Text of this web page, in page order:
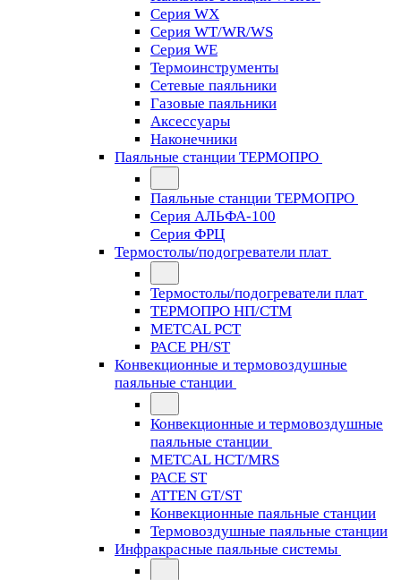
Серия WX
Серия WT/WR/WS
Серия WE
Термоинструменты
Сетевые паяльники
Газовые паяльники
Аксессуары
Наконечники
Паяльные станции ТЕРМОПРО
Паяльные станции ТЕРМОПРО
Серия АЛЬФА-100
Серия ФРЦ
Термостолы/подогреватели плат
Термостолы/подогреватели плат
ТЕРМОПРО НП/СТМ
METCAL PCT
PACE PH/ST
Конвекционные и термовоздушные
паяльные станции
Конвекционные и термовоздушные
паяльные станции
METCAL HCT/MRS
PACE ST
ATTEN GT/ST
Конвекционные паяльные станции
Термовоздушные паяльные станции
Инфракрасные паяльные системы